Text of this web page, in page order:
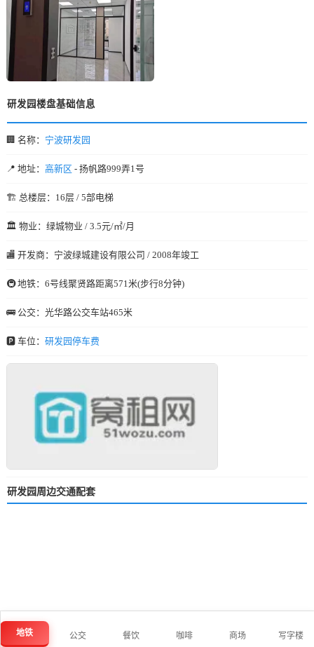
研发园楼盘基础信息
🏢 名称： 宁波研发园
📍 地址： 高新区 - 扬帆路999弄1号
🏗️ 总楼层：16层 / 5部电梯
🏛️ 物业：绿城物业 / 3.5元/㎡/月
🏬 开发商：宁波绿城建设有限公司 / 2008年竣工
🚇 地铁：6号线聚贤路距离571米(步行8分钟)
🚌 公交：光华路公交车站465米
🅿️ 车位： 研发园停车费
研发园周边交通配套
地铁 公交 餐饮 咖啡 商场 写字楼